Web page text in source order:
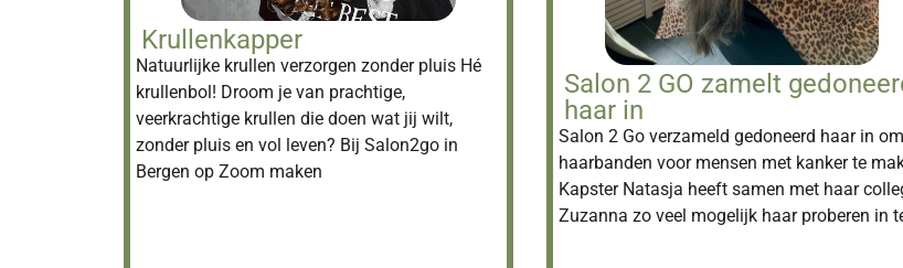
Krullenkapper
Natuurlijke krullen verzorgen zonder pluis Hé
krullenbol! Droom je van prachtige,
veerkrachtige krullen die doen wat jij wilt,
zonder pluis en vol leven? Bij Salon2go in
Bergen op Zoom maken
Salon 2 GO zamelt
haar in
Salon 2 Go verzameld gedoneerd haar in om
haarbanden voor mensen met kanker te
Kapster Natasja heeft samen met haar
Zuzanna zo veel mogelijk haar proberen in